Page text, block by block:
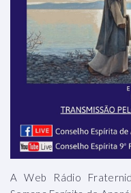
A Web Rádio